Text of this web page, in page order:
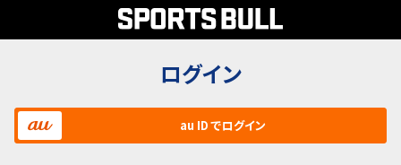
ログイン
au ID でログイン